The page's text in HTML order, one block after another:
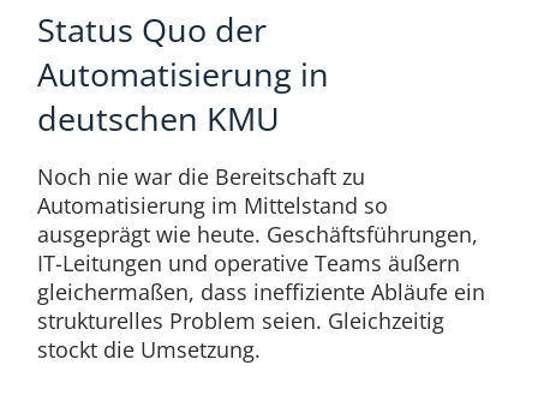
Status Quo der
Automatisierung in
deutschen KMU
Noch nie war die Bereitschaft zu
Automatisierung im Mittelstand so
ausgeprägt wie heute. Geschäftsführungen,
IT-Leitungen und operative Teams äußern
gleichermaßen, dass ineffiziente Abläufe ein
strukturelles Problem seien. Gleichzeitig
stockt die Umsetzung.